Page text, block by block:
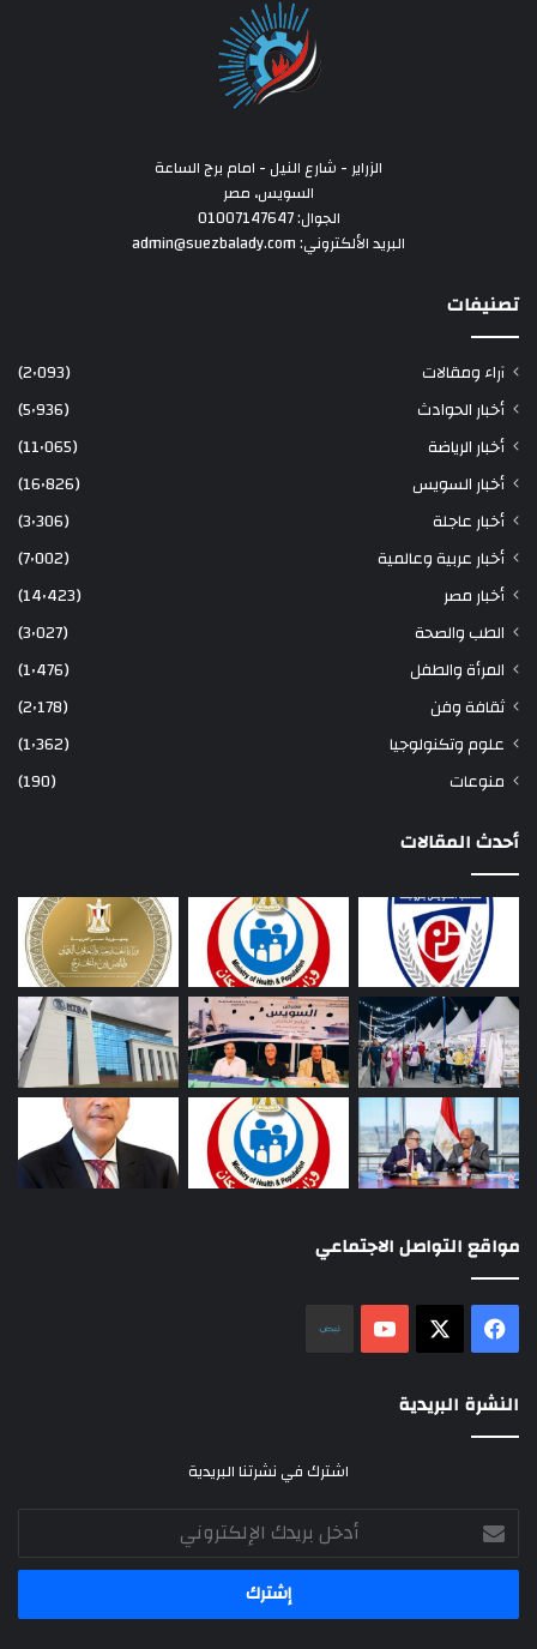
الزراير - شارع النيل - امام برج الساعة
السويس، مصر
الجوال: 01007147647
البريد الألكتروني: admin@suezbalady.com
تصنيفات
آراء ومقالات
(2٬093)
أخبار الحوادث
(5٬936)
أخبار الرياضة
(11٬065)
أخبار السويس
(16٬826)
أخبار عاجلة
(3٬306)
أخبار عربية وعالمية
(7٬002)
أخبار مصر
(14٬423)
الطب والصحة
(3٬027)
المرأة والطفل
(1٬476)
ثقافة وفن
(2٬178)
علوم وتكنولوجيا
(1٬362)
منوعات
(190)
أحدث المقالات
مواقع التواصل الاجتماعي
فيسبوك ‫YouTube
النشرة البريدية
اشترك في نشرتنا البريدية
أدخل
بريدك
الإلكتروني